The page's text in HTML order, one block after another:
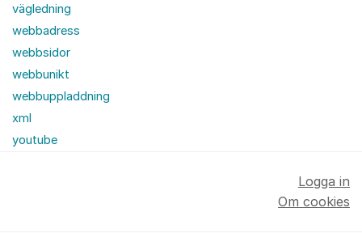
vägledning
webbadress
webbsidor
webbunikt
webbuppladdning
xml
youtube
Logga in
Om cookies